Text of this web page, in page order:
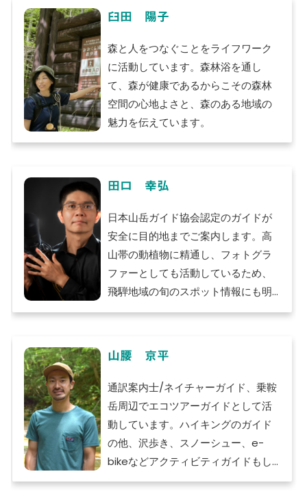
す。
２０１９年の創業以来1.5万⼈以上の
ゲストをご案内し、お客様にご満⾜
いただけているので、さらに事業拡
⼤・⾼⼭市のファン増⼤に向けて頑
張って参ります。引き続き宜しくお
願い致します！
臼田 陽子
森と人をつなぐことをライフワーク
に活動しています。森林浴を通し
て、森が健康であるからこその森林
空間の心地よさと、森のある地域の
魅力を伝えています。
田口 幸弘
日本山岳ガイド協会認定のガイドが
安全に目的地までご案内します。高
山帯の動植物に精通し、フォトグラ
ファーとしても活動しているため、
飛騨地域の旬のスポット情報にも明
るいので、自然の一瞬の輝きをご案
安心して自然の魅力をお楽しみくだ
さい。
山腰 京平
通訳案内士/ネイチャーガイド、乗鞍
岳周辺でエコツアーガイドとして活
動しています。ハイキングのガイド
の他、沢歩き、スノーシュー、e-
bikeなどアクティビティガイドもし
ています。